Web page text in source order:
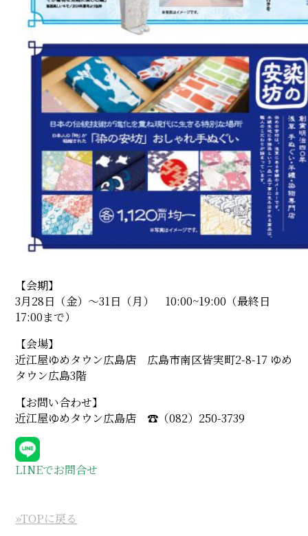
【会期】
3月28日（金）〜31日（月） 10:00~19:00（最終日
17:00まで）
【会場】
近江屋ゆめタウン広島店 広島市南区皆実町2-8-17 ゆめ
タウン広島3階
【お問い合わせ】
近江屋ゆめタウン広島店 ☎︎（082）250-3739
LINEでお問合せ
»TOPに戻る